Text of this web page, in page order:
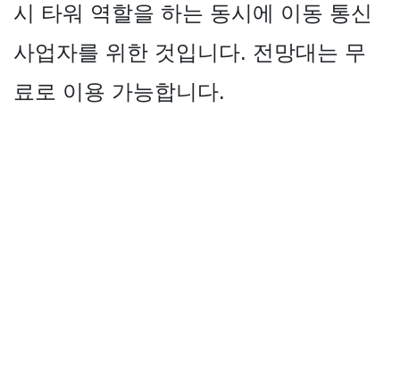
시 타워 역할을 하는 동시에 이동 통신
사업자를 위한 것입니다. 전망대는 무
료로 이용 가능합니다.